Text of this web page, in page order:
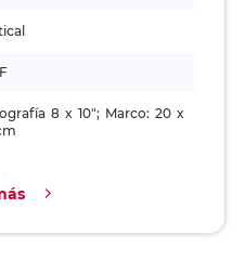
8 x 10"; Marco: 20 x